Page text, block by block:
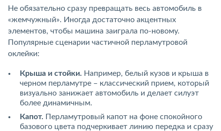
Не обязательно сразу превращать весь автомобиль в
«жемчужный». Иногда достаточно акцентных
элементов, чтобы машина заиграла по-новому.
Популярные сценарии частичной перламутровой
оклейки:
Крыша и стойки. Например, белый кузов и крыша в
черном перламутре – классический прием, который
визуально занижает автомобиль и делает силуэт
более динамичным.
Капот. Перламутровый капот на фоне спокойного
базового цвета подчеркивает линию передка и сразу